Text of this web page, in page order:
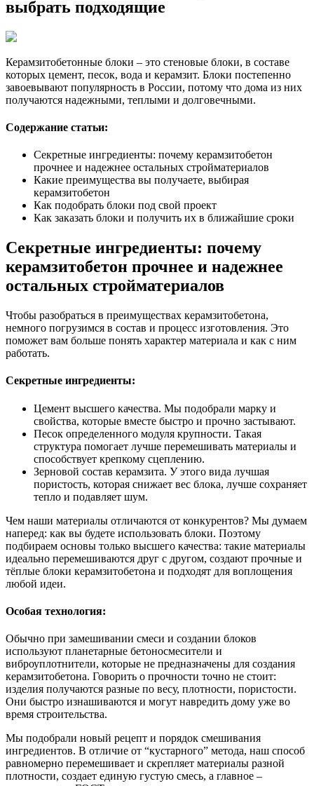
выбрать подходящие
Керамзитобетонные блоки – это стеновые блоки, в составе
которых цемент, песок, вода и керамзит. Блоки постепенно
завоевывают популярность в России, потому что дома из них
получаются надежными, теплыми и долговечными.
Содержание статьи:
Секретные ингредиенты: почему керамзитобетон
прочнее и надежнее остальных стройматериалов
Какие преимущества вы получаете, выбирая
керамзитобетон
Как подобрать блоки под свой проект
Как заказать блоки и получить их в ближайшие сроки
Секретные ингредиенты: почему
керамзитобетон прочнее и надежнее
остальных стройматериалов
Чтобы разобраться в преимуществах керамзитобетона,
немного погрузимся в состав и процесс изготовления. Это
поможет вам больше понять характер материала и как с ним
работать.
Секретные ингредиенты:
Цемент высшего качества. Мы подобрали марку и
свойства, которые вместе быстро и прочно застывают.
Песок определенного модуля крупности. Такая
структура помогает лучше перемешивать материалы и
способствует крепкому сцеплению.
Зерновой состав керамзита. У этого вида лучшая
пористость, которая снижает вес блока, лучше сохраняет
тепло и подавляет шум.
Чем наши материалы отличаются от конкурентов? Мы думаем
наперед: как вы будете использовать блоки. Поэтому
подбираем основы только высшего качества: такие материалы
идеально перемешиваются друг с другом, создают прочные и
тёплые блоки керамзитобетона и подходят для воплощения
любой идеи.
Особая технология:
Обычно при замешивании смеси и создании блоков
используют планетарные бетоносмесители и
виброуплотнители, которые не предназначены для создания
керамзитобетона. Говорить о прочности точно не стоит:
изделия получаются разные по весу, плотности, пористости.
Они быстро изнашиваются и могут навредить дому уже во
время строительства.
Мы подобрали новый рецепт и порядок смешивания
ингредиентов. В отличие от “кустарного” метода, наш способ
равномерно перемешивает и скрепляет материалы разной
плотности, создает единую густую смесь, а главное –